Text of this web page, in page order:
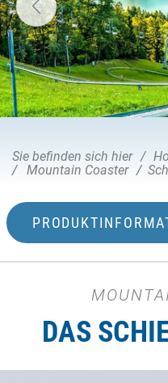
Sie befinden sich hier
Mountain Coaster
DAS